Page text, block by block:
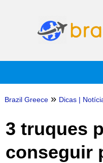
Brazil Greece » Dicas|
3 truques
conseguir